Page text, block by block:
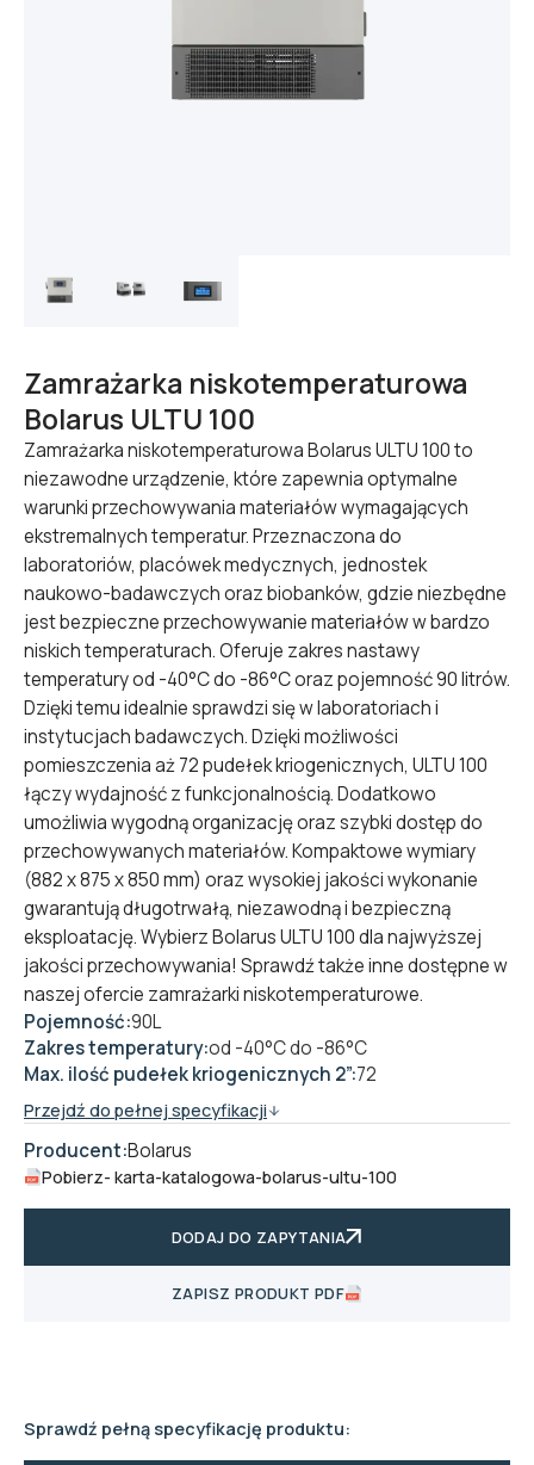
Zamrażarka niskotemperaturowa
Bolarus ULTU 100
Zamrażarka niskotemperaturowa Bolarus ULTU 100 to
niezawodne urządzenie, które zapewnia optymalne
warunki przechowywania materiałów wymagających
ekstremalnych temperatur. Przeznaczona do
laboratoriów, placówek medycznych, jednostek
naukowo-badawczych oraz biobanków, gdzie niezbędne
jest bezpieczne przechowywanie materiałów w bardzo
niskich temperaturach. Oferuje zakres nastawy
temperatury od -40°C do -86°C oraz pojemność 90 litrów.
Dzięki temu idealnie sprawdzi się w laboratoriach i
instytucjach badawczych. Dzięki możliwości
pomieszczenia aż 72 pudełek kriogenicznych, ULTU 100
łączy wydajność z funkcjonalnością. Dodatkowo
umożliwia wygodną organizację oraz szybki dostęp do
przechowywanych materiałów. Kompaktowe wymiary
(882 x 875 x 850 mm) oraz wysokiej jakości wykonanie
gwarantują długotrwałą, niezawodną i bezpieczną
eksploatację. Wybierz Bolarus ULTU 100 dla najwyższej
jakości przechowywania! Sprawdź także inne dostępne w
naszej ofercie zamrażarki niskotemperaturowe.
Pojemność:90L
Zakres temperatury:od -40°C do -86°C
Max. ilość pudełek kriogenicznych 2”:72
Przejdź do pełnej specyfikacji
Producent:Bolarus
Pobierz- karta-katalogowa-bolarus-ultu-100
DODAJ DO ZAPYTANIA
ZAPISZ PRODUKT PDF
Sprawdź pełną specyfikację produktu: